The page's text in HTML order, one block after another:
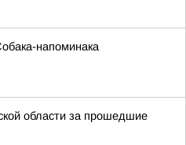
напоминака
области за прошедшие